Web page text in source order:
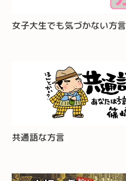
女子大生でも気づかない方言
共通語な方言